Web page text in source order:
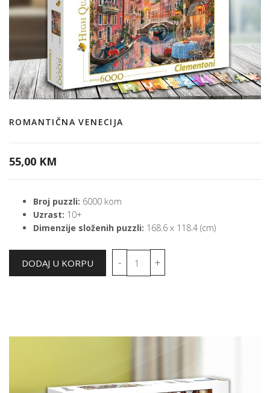
ROMANTIČNA VENECIJA
55,00 KM
Broj puzzli: 6000 kom
Uzrast: 10+
Dimenzije složenih puzzli: 168.6 x 118.4 (cm)